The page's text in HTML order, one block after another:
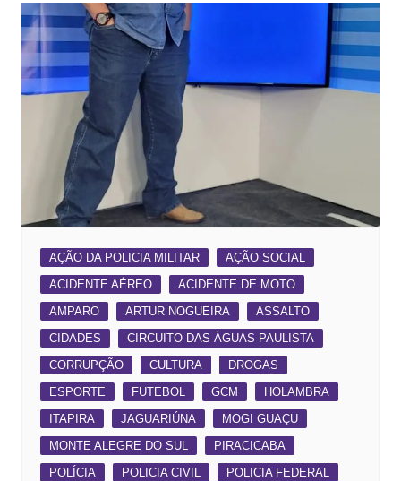
AÇÃO DA POLICIA MILITAR
AÇÃO SOCIAL
ACIDENTE AÉREO
ACIDENTE DE MOTO
AMPARO
ARTUR NOGUEIRA
ASSALTO
CIDADES
CIRCUITO DAS ÁGUAS PAULISTA
CORRUPÇÃO
CULTURA
DROGAS
ESPORTE
FUTEBOL GCM
HOLAMBRA
ITAPIRA
JAGUARIÚNA
MOGI GUAÇU
MONTE ALEGRE DO SUL
PIRACICABA
POLÍCIA
POLICIA CIVIL
POLICIA FEDERAL